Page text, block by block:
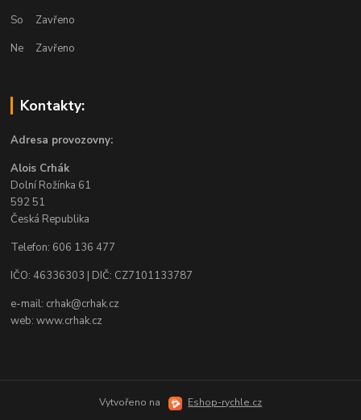
So Zavřeno
Ne Zavřeno
Kontakty:
Adresa provozovny:
Alois Crhák
Dolní Rožínka 61
592 51
Česká Republika
Telefon: 606 136 477
IČO: 46336303 | DIČ: CZ7101133787
e-mail: crhak@crhak.cz
web: www.crhak.cz
Vytvořeno na Eshop-rychle.cz